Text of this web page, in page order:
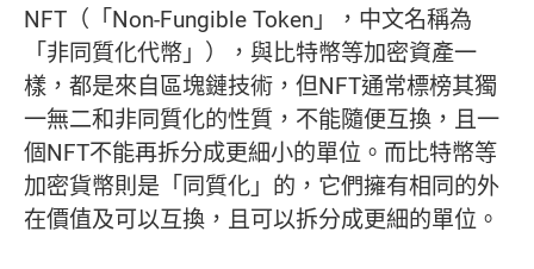
NFT（「Non-Fungible Token」，中文名稱為
「非同質化代幣」），與比特幣等加密資產一
樣，都是來自區塊鏈技術，但NFT通常標榜其獨
一無二和非同質化的性質，不能隨便互換，且一
個NFT不能再拆分成更細小的單位。而比特幣等
加密貨幣則是「同質化」的，它們擁有相同的外
在價值及可以互換，且可以拆分成更細的單位。